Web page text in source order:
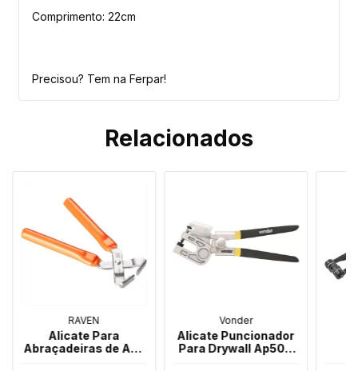
Comprimento: 22cm
Precisou? Tem na Ferpar!
Relacionados
RAVEN
Alicate Para
Abraçadeiras de Aço
Vonder
Alicate Puncionador
Para Drywall Ap500